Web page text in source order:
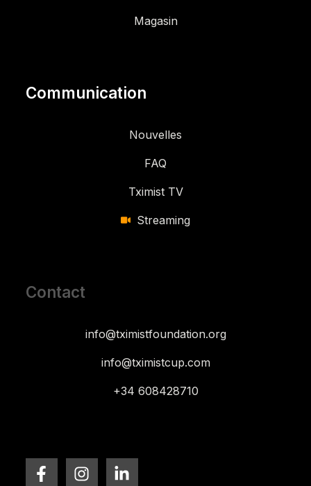
Magasin
Communication
Nouvelles
FAQ
Tximist TV
Streaming
Contact
info@tximistfoundation.org
info@tximistcup.com
+34 608428710